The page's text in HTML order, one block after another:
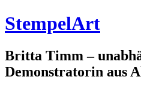
StempelArt
Britta Timm –
Demonstratorin aus